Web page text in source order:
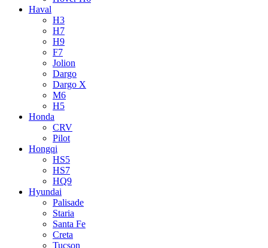
Haval
H3
H7
H9
F7
Jolion
Dargo
Dargo X
M6
H5
Honda
CRV
Pilot
Hongqi
HS5
HS7
HQ9
Hyundai
Palisade
Staria
Santa Fe
Creta
Tucson